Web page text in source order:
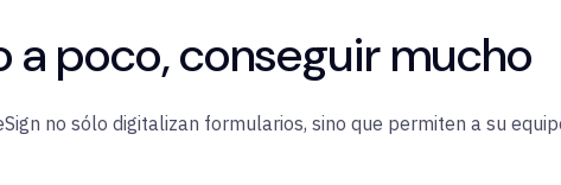
a poco, conseguirmucho
no sólo digitalizan formularios, sino que permiten a su